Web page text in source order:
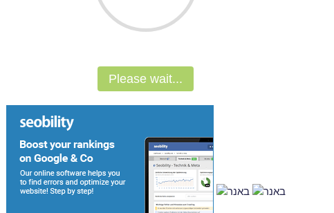
Please wait...